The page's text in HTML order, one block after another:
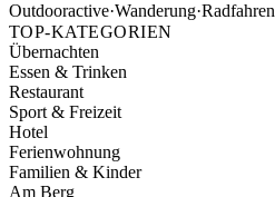
Outdooractive·Wanderung·Radfahren
TOP-KATEGORIEN
Übernachten
Essen & Trinken
Restaurant
Sport & Freizeit
Hotel
Ferienwohnung
Familien & Kinder
Am Berg